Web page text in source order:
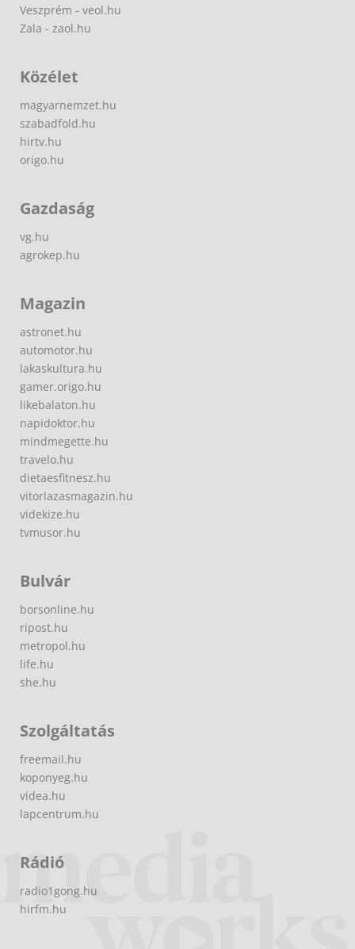
Veszprém - veol.hu
Zala - zaol.hu
Közélet
magyarnemzet.hu
szabadfold.hu
hirtv.hu
origo.hu
Gazdaság
vg.hu
agrokep.hu
Magazin
astronet.hu
automotor.hu
lakaskultura.hu
gamer.origo.hu
likebalaton.hu
napidoktor.hu
mindmegette.hu
travelo.hu
dietaesfitnesz.hu
vitorlazasmagazin.hu
videkize.hu
tvmusor.hu
Bulvár
borsonline.hu
ripost.hu
metropol.hu
life.hu
she.hu
Szolgáltatás
freemail.hu
koponyeg.hu
videa.hu
lapcentrum.hu
Rádió
radio1gong.hu
hirfm.hu